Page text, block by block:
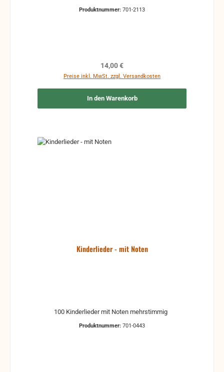
Produktnummer: 701-2113
Regulärer Preis:
14,00 €
Preise inkl. MwSt. zzgl. Versandkosten
In den Warenkorb
Kinderlieder - mit Noten
Produktnummer: 701-0443